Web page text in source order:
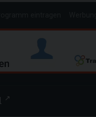
↗